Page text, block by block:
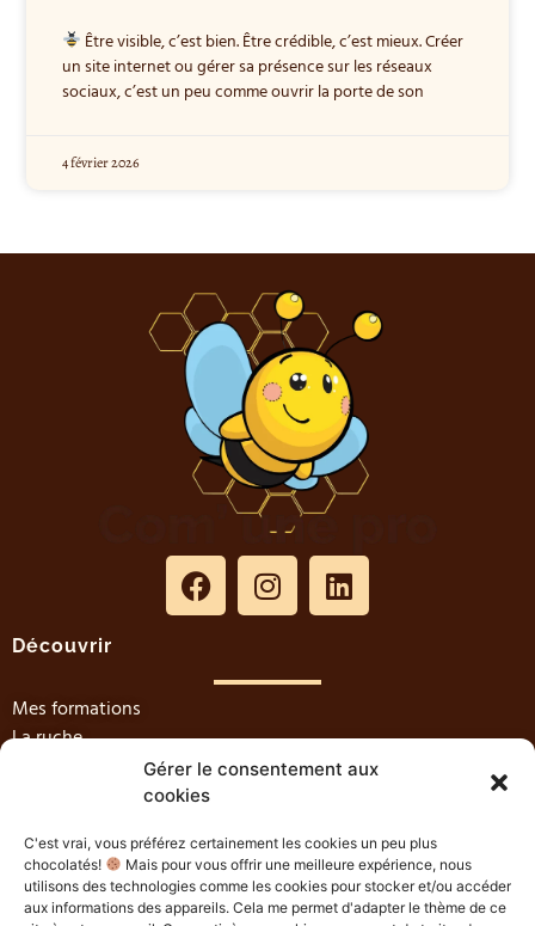
Gérer le consentement aux
cookies
C'est vrai, vous préférez certainement les cookies un peu plus
chocolatés!
Mais pour vous offrir une meilleure expérience, nous
utilisons des technologies comme les cookies pour stocker et/ou accéder
aux informations des appareils. Cela me permet d'adapter le thème de ce
Être visible, c’est bien. Être crédible, c’est mieux. Créer
un site internet ou gérer sa présence sur les réseaux
sociaux, c’est un peu comme ouvrir la porte de son
4 février 2026
Découvrir
Mes formations
La ruche
S’informer
Mentions légales